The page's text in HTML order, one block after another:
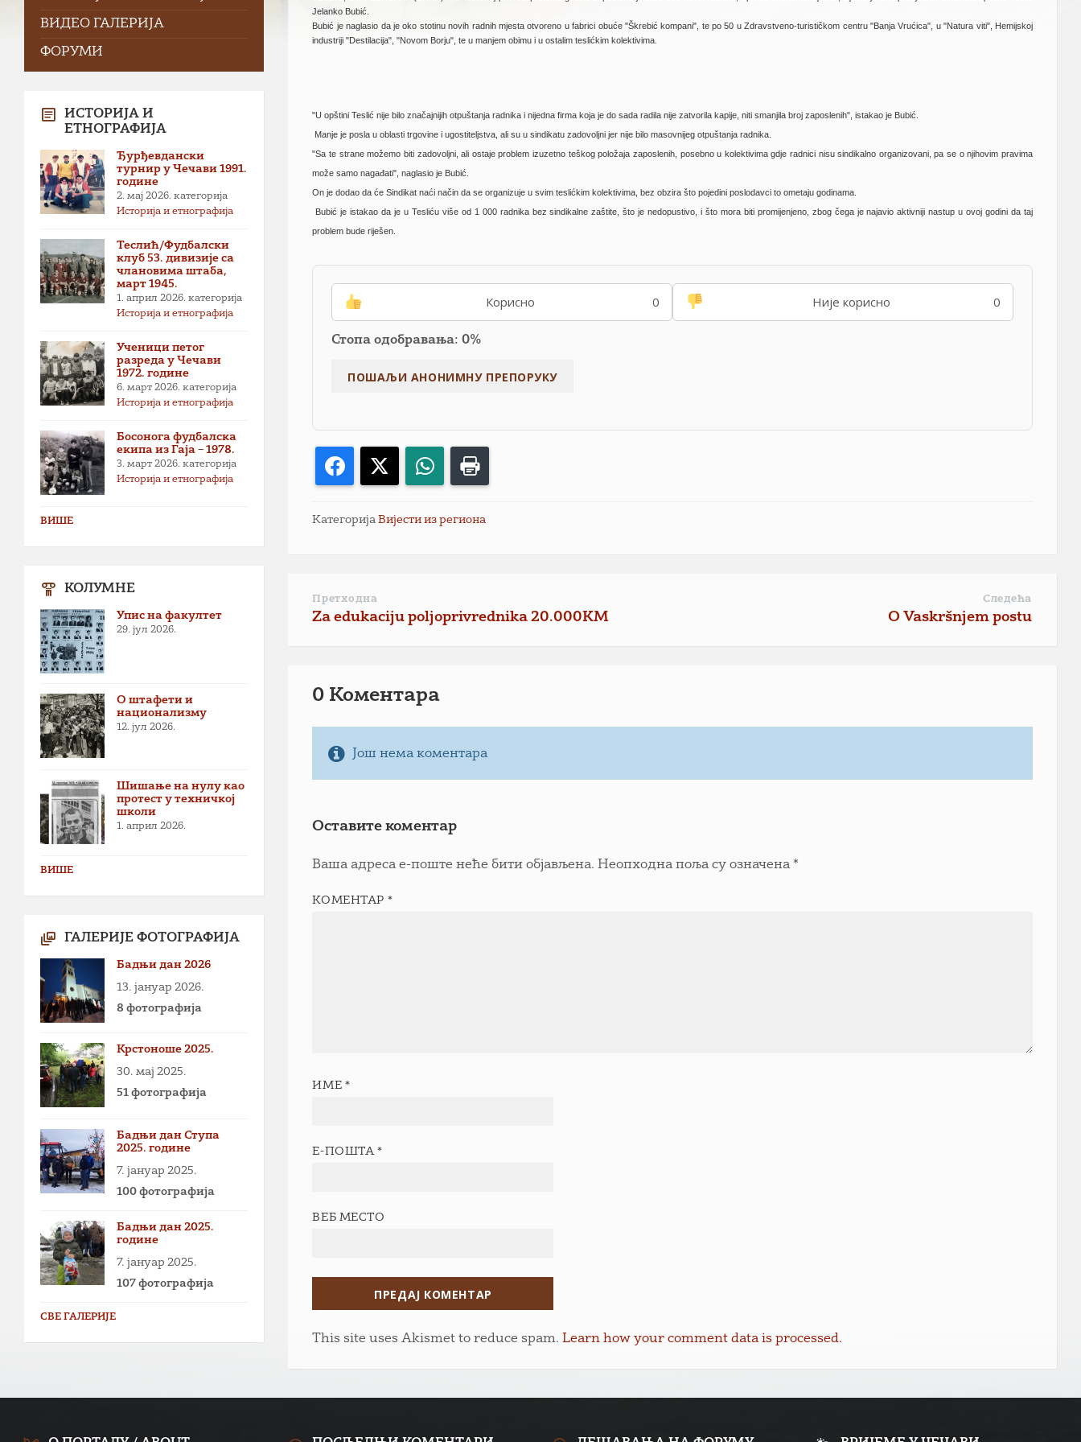
Jelanko Bubić.
Bubić je naglasio da je oko stotinu novih radnih mjesta otvoreno u fabrici obuće "Škrebić kompani", te po 50 u Zdravstveno-turističkom centru "Banja Vrućica", u "Natura viti", Hemijskoj
industriji "Destilacija", "Novom Borju", te u manjem obimu i u ostalim teslićkim kolektivima.
"U opštini Teslić nije bilo značajnijih otpuštanja radnika i nijedna firma koja je do sada radila nije zatvorila kapije, niti smanjila broj zaposlenih", istakao je Bubić.
Manje je posla u oblasti trgovine i ugostiteljstva, ali su u sindikatu zadovoljni jer nije bilo masovnijeg otpuštanja radnika.
"Sa te strane možemo biti zadovoljni, ali ostaje problem izuzetno teškog položaja zaposlenih, posebno u kolektivima gdje radnici nisu sindikalno organizovani, pa se o njihovim pravima
može samo nagađati", naglasio je Bubić.
On je dodao da će Sindikat naći način da se organizuje u svim teslićkim kolektivima, bez obzira što pojedini poslodavci to ometaju godinama.
Bubić je istakao da je u Tesliću više od 1 000 radnika bez sindikalne zaštite, što je nedopustivo, i što mora biti promijenjeno, zbog čega je najavio aktivniji nastup u ovoj godini da taj
problem bude riješen.
Корисно 0 Није корисно 0
Стопа одобравања: 0%
Facebook WhatsApp
КатегоријаВијести из региона
Претходна
Za edukaciju poljoprivrednika 20.000KM
Следећа
O Vaskršnjem postu
0 Коментарa
Још нема коментара
Оставите коментар
Ваша адреса е-поште неће бити објављена. Неопходна поља су означена*
КОМЕНТАР *
ИМЕ *
Е-ПОШТА *
ВЕБ МЕСТО
This site uses Akismet to reduce spam.Learn how your comment data is processed.
ВИДЕО ГАЛЕРИЈА
ФОРУМИ
ИСТОРИЈА И
ЕТНОГРАФИЈА
Ђурђевдански
турнир у Чечави 1991.
године
2. мај 2026. категорија
Историја и етнографија
Теслић/Фудбалски
клуб 53. дивизије са
члановима штаба,
март 1945.
1. април 2026. категорија
Историја и етнографија
Ученици петог
разреда у Чечави
1972. године
6. март 2026. категорија
Историја и етнографија
Босонога фудбалска
екипа из Гаја – 1978.
3. март 2026. категорија
Историја и етнографија
ВИШЕ
КОЛУМНЕ
Упис на факултет
29. јул 2026.
О штафети и
национализму
12. јул 2026.
Шишање на нулу као
протест у техничкој
школи
1. април 2026.
ВИШЕ
ГАЛЕРИЈЕ ФОТОГРАФИЈА
Бадњи дан 2026
13. јануар 2026.
8 фотографија
Крстоноше 2025.
30. мај 2025.
51 фотографија
Бадњи дан Ступа
2025. године
7. јануар 2025.
100 фотографија
Бадњи дан 2025.
године
7. јануар 2025.
107 фотографија
СВЕ ГАЛЕРИЈЕ